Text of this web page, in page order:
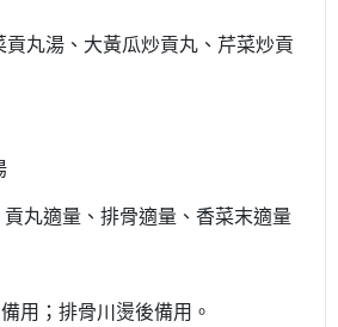
丸湯、大黃瓜炒貢丸、芹菜炒貢
丸適量、排骨適量、香菜末適量
用；排骨川燙後備用。